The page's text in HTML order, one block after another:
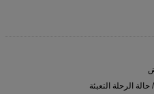
الرحلة التعبئة